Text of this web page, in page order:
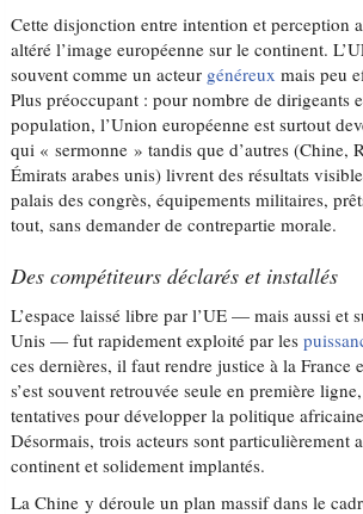
Cette disjonction entre intention et perception
altéré l’image européenne sur le continent.
souvent comme un acteur généreux mais peu
Plus préoccupant : pour nombre de dirigeants
population, l’Union européenne est surtout
qui « sermonne » tandis que d’autres (Chine,
Émirats arabes unis) livrent des résultats
palais des congrès, équipements militaires,
tout, sans demander de contrepartie morale.
Des compétiteurs déclarés et installés
L’espace laissé libre par l’UE — mais aussi et
Unis — fut rapidement exploité par les
ces dernières, il faut rendre justice à la France
s’est souvent retrouvée seule en première
tentatives pour développer la politique
Désormais, trois acteurs sont particulièrement
continent et solidement implantés.
La Chine y déroule un plan massif dans le